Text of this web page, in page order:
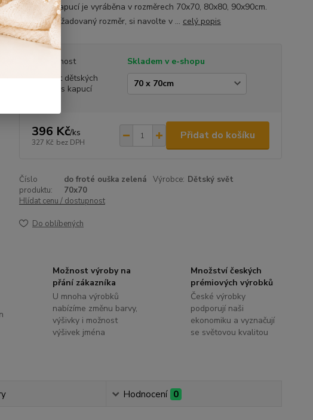
osuška s kapucí je vyráběna v rozměrech 70x70, 80x80, 90x90cm.
Rozměr: požadovaný rozměr, si navolte v ... celý popis
Dostupnost
Skladem v e-shopu
Velikost dětských
osušek s kapucí
396 Kč/ks
327 Kč bez DPH
Přidat do košíku
Číslo
produktu:
do froté ouška zelená
70x70
Výrobce: Dětský svět
Hlídat cenu / dostupnost
Do oblíbených
Možnost výroby na
přání zákazníka
U mnoha výrobků
nabízíme změnu barvy,
výšivky i možnost
výšivek jména
Množství českých
prémiových výrobků
České výrobky
podporují naši
ekonomiku a vyznačují
se světovou kvalitou
Hodnocení 0